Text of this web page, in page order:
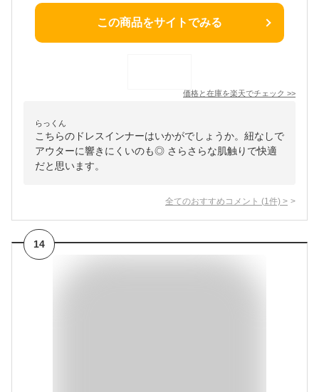
この商品をサイトでみる
価格と在庫を楽天でチェック >>
らっくん
こちらのドレスインナーはいかがでしょうか。紐なしで
アウターに響きにくいのも◎ さらさらな肌触りで快適
だと思います。
全てのおすすめコメント (1 件) >
14